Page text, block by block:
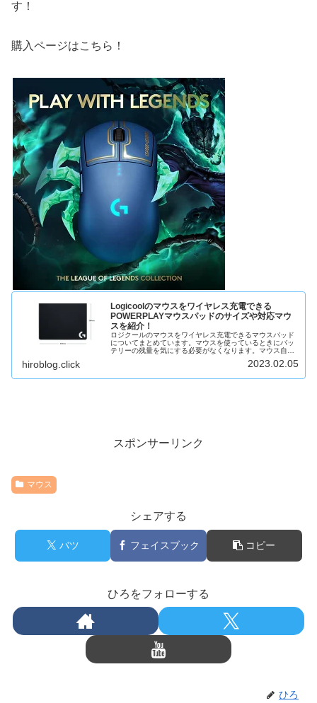
す！
購入ページはこちら！
Logicoolのマウスをワイヤレス充電できる
POWERPLAYマウスパッドのサイズや対応マウ
スを紹介！
ロジクールのマウスをワイヤレス充電できるマウスパッド
についてまとめています。マウスを使っているときにバッ
テリーの残量を気にする必要がなくなります。マウス自体
hiroblog.click 2023.02.05
スポンサーリンク
マウス
シェアする
バツ フェイスブック コピー
ひろをフォローする
ひろ